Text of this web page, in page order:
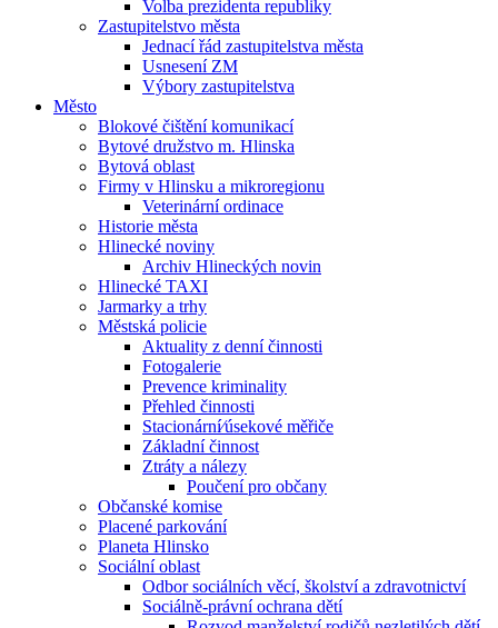
Volba prezidenta republiky
Zastupitelstvo města
Jednací řád zastupitelstva města
Usnesení ZM
Výbory zastupitelstva
Město
Blokové čištění komunikací
Bytové družstvo m. Hlinska
Bytová oblast
Firmy v Hlinsku a mikroregionu
Veterinární ordinace
Historie města
Hlinecké noviny
Archiv Hlineckých novin
Hlinecké TAXI
Jarmarky a trhy
Městská policie
Aktuality z denní činnosti
Fotogalerie
Prevence kriminality
Přehled činnosti
Stacionární⁄úsekové měřiče
Základní činnost
Ztráty a nálezy
Poučení pro občany
Občanské komise
Placené parkování
Planeta Hlinsko
Sociální oblast
Odbor sociálních věcí, školství a zdravotnictví
Sociálně-právní ochrana dětí